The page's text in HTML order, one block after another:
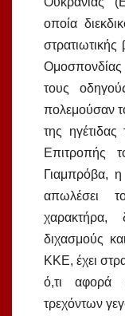
οποία
τους
πολεμούσαν
της
Επιτροπής
Γιαμπρόβα,
απωλέσει
χαρακτήρα,
διχασμούς
ΚΚΕ, έχει
ό,τι αφορά
τρεχόντων